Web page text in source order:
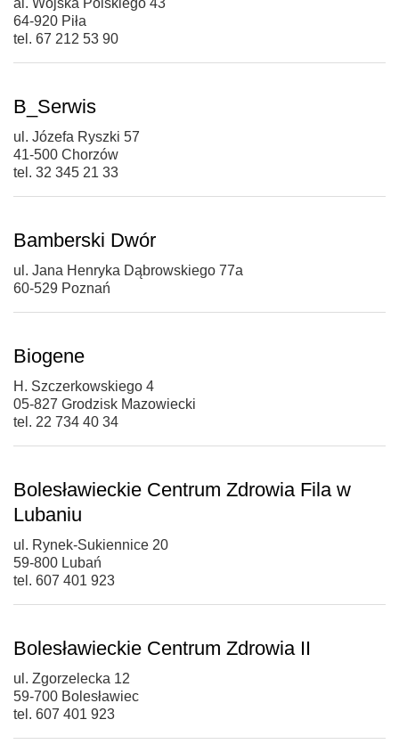
64-920 Piła
tel. 67 212 53 90
B_Serwis
ul. Józefa Ryszki 57
41-500 Chorzów
tel. 32 345 21 33
Bamberski Dwór
ul. Jana Henryka Dąbrowskiego 77a
60-529 Poznań
Biogene
H. Szczerkowskiego 4
05-827 Grodzisk Mazowiecki
tel. 22 734 40 34
Bolesławieckie Centrum Zdrowia Fila w
Lubaniu
ul. Rynek-Sukiennice 20
59-800 Lubań
tel. 607 401 923
Bolesławieckie Centrum Zdrowia II
ul. Zgorzelecka 12
59-700 Bolesławiec
tel. 607 401 923